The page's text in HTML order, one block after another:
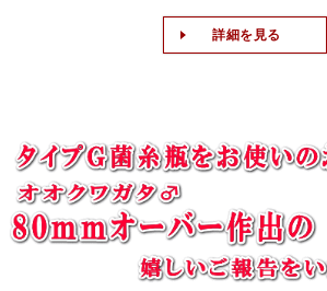
詳細を見る